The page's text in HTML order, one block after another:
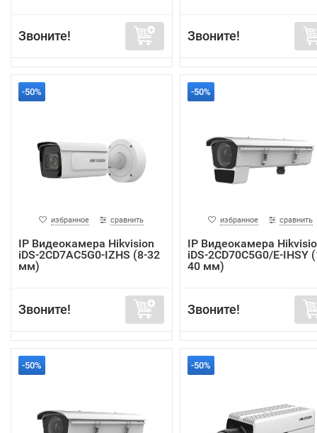
Звоните! Звоните!
-50%
избранное сравнить
IP Видеокамера Hikvision
iDS-2CD7AC5G0-IZHS (8-32
мм)
Звоните!
-50%
избранное сравнить
IP Видеокамера
iDS-2CD70C5G0/E-IHSY
40 мм)
Звоните!
-50% -50%